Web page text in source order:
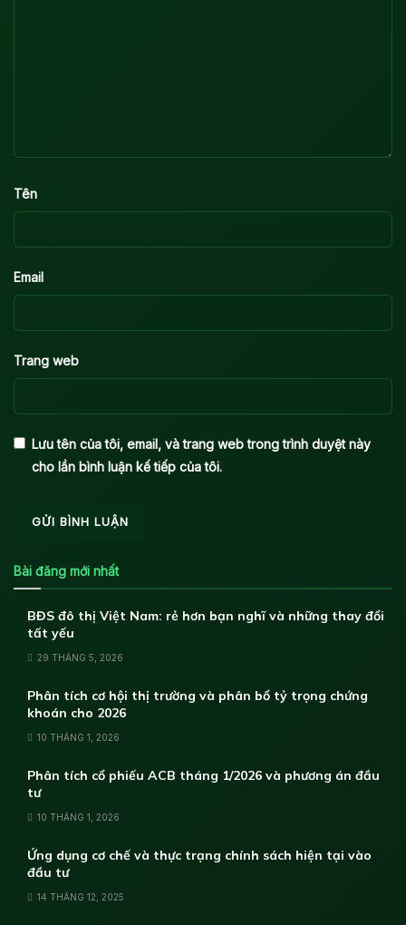
Tên
Email
Trang web
Lưu tên của tôi, email, và trang web trong trình duyệt này
cho lần bình luận kế tiếp của tôi.
Bài đăng mới nhất
BĐS đô thị Việt Nam: rẻ hơn bạn nghĩ và những thay đổi
tất yếu
29 THÁNG 5, 2026
Phân tích cơ hội thị trường và phân bổ tỷ trọng chứng
khoán cho 2026
10 THÁNG 1, 2026
Phân tích cổ phiếu ACB tháng 1/2026 và phương án đầu
tư
10 THÁNG 1, 2026
Ứng dụng cơ chế và thực trạng chính sách hiện tại vào
đầu tư
14 THÁNG 12, 2025